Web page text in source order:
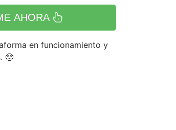
AHORA
en funcionamiento y
🥺